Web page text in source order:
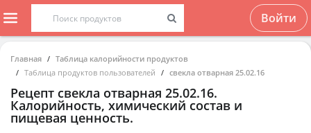
Войти
Главная
Таблица калорийности продуктов
Таблица продуктов пользователей
свекла отварная 25.02.16
Рецепт свекла отварная 25.02.16.
Калорийность, химический состав и
пищевая ценность.